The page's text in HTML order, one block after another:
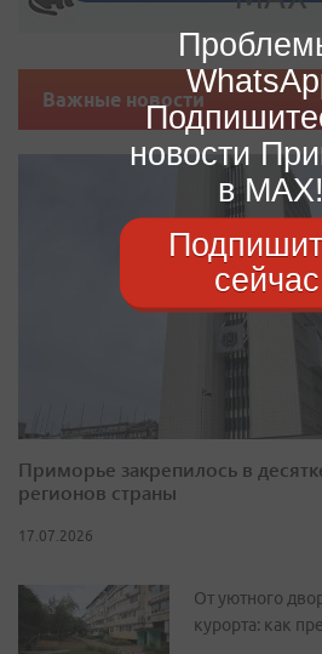
Важные новости
Приморье закрепилось в
регионов страны
17.07.2026
От уютного
курорта: как
новости
в MAX!